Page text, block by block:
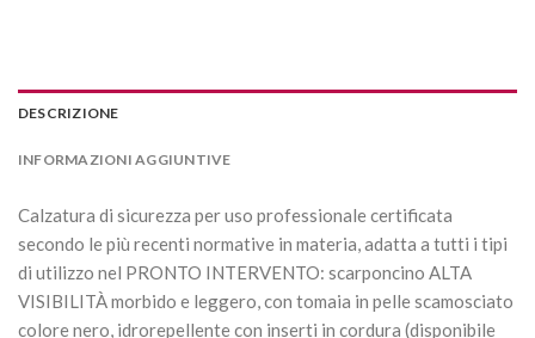
DESCRIZIONE
INFORMAZIONI AGGIUNTIVE
Calzatura di sicurezza per uso professionale certificata
secondo le più recenti normative in materia, adatta a tutti i tipi
di utilizzo nel PRONTO INTERVENTO: scarponcino ALTA
VISIBILITÀ morbido e leggero, con tomaia in pelle scamosciato
colore nero, idrorepellente con inserti in cordura (disponibile